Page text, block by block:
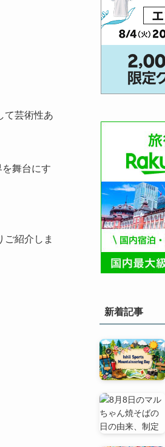
て芸術性あ
舞台にす
ご紹介しま
新着記事